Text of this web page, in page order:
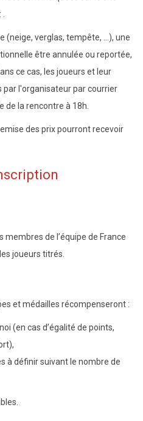
(neige, verglas, tempête, ...), une
être annulée ou reportée,
ce cas, les joueurs et leur
par l'organisateur par courrier
de la rencontre à 18h.
des prix pourront recevoir
membres de l’équipe de France
joueurs titrés.
et médailles récompenseront :
(en cas d’égalité de points,
à définir suivant le nombre de